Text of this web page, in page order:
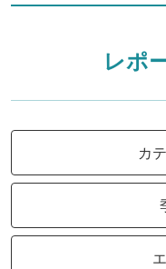
レポ
カ